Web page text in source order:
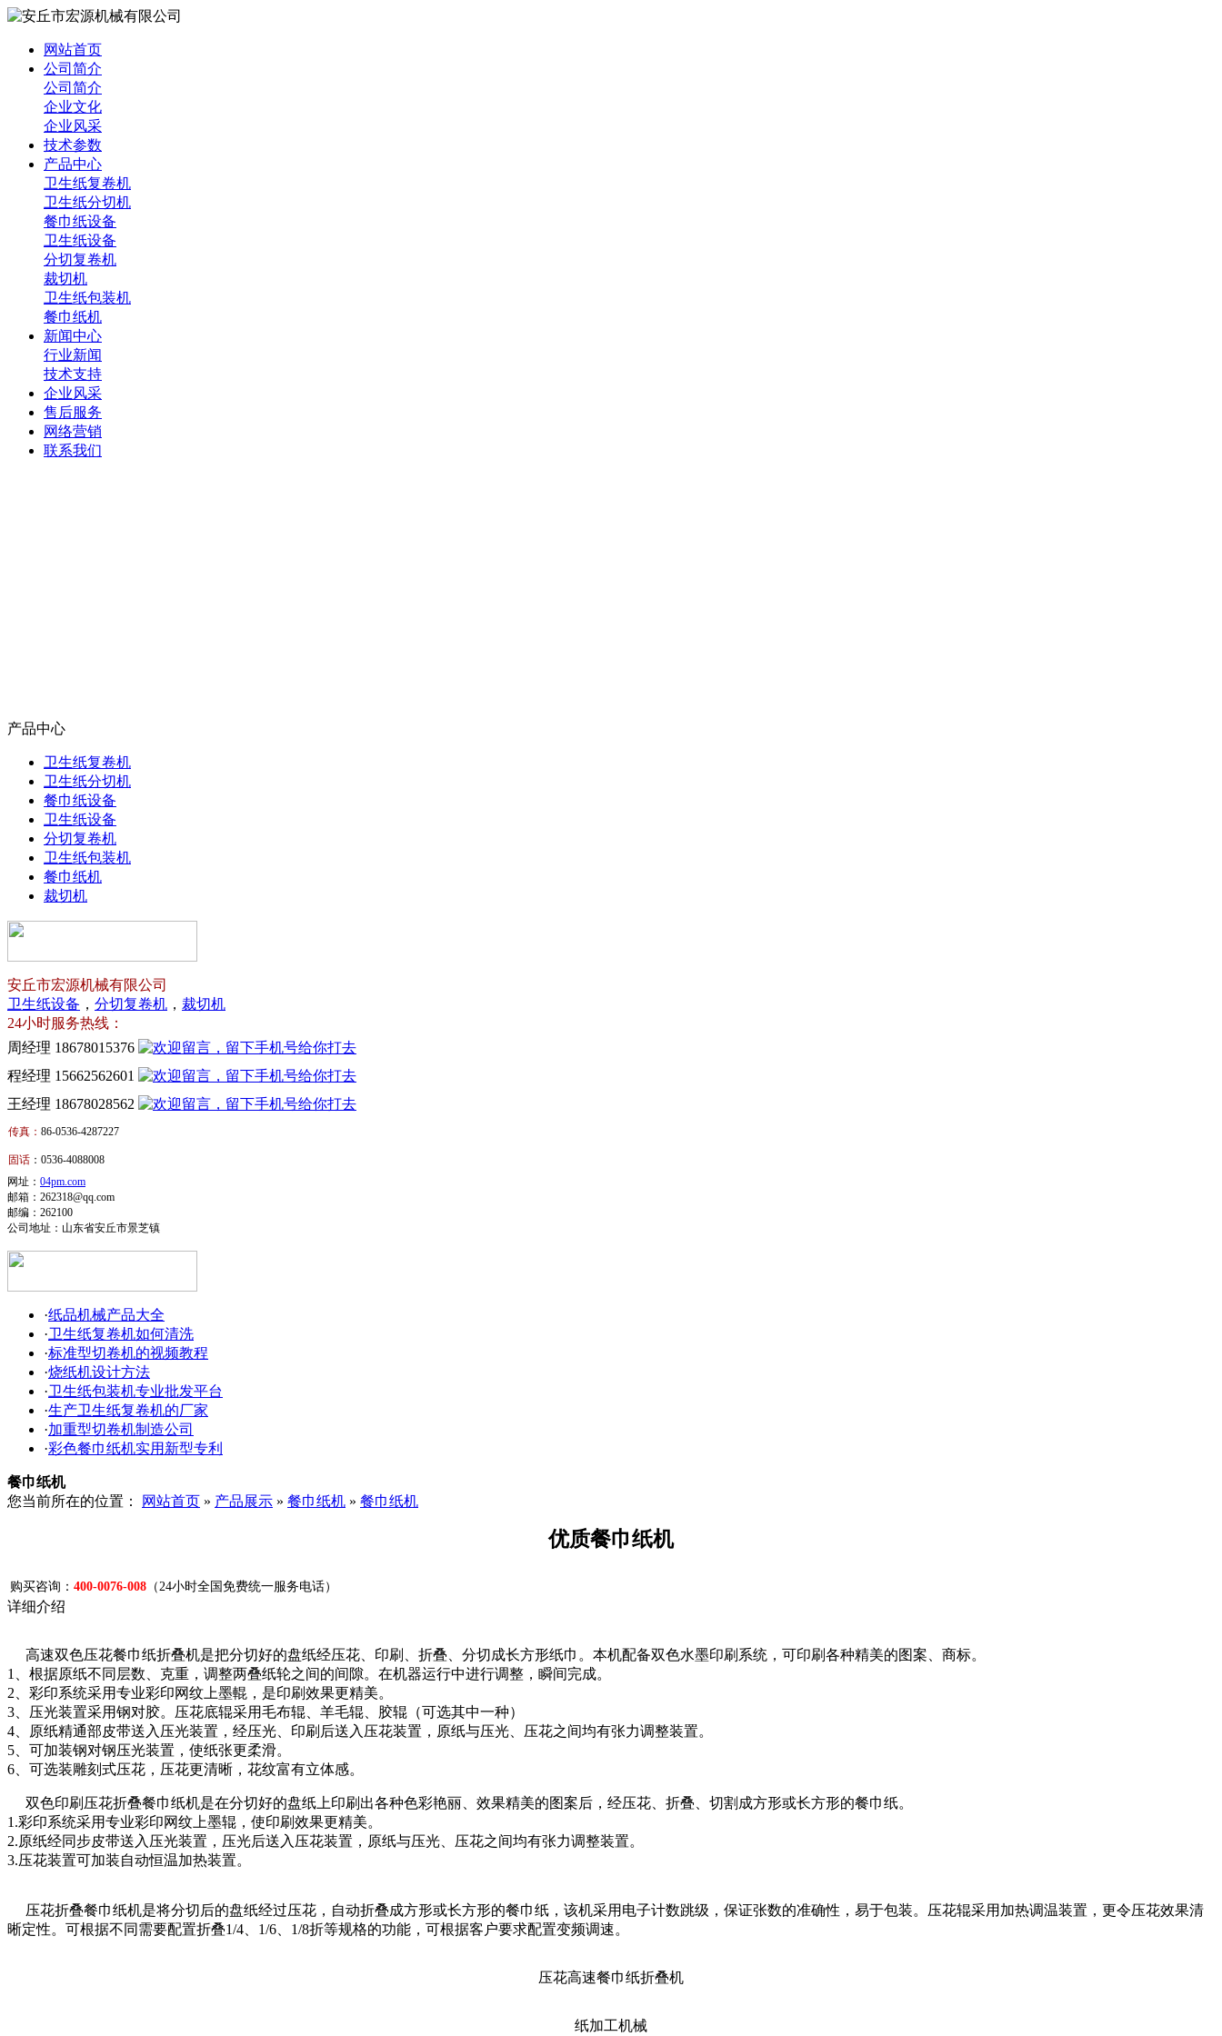
网站首页
公司简介
公司简介
企业文化
企业风采
技术参数
产品中心
卫生纸复卷机
卫生纸分切机
餐巾纸设备
卫生纸设备
分切复卷机
裁切机
卫生纸包装机
餐巾纸机
新闻中心
行业新闻
技术支持
企业风采
售后服务
网络营销
联系我们
产品中心
卫生纸复卷机
卫生纸分切机
餐巾纸设备
卫生纸设备
分切复卷机
卫生纸包装机
餐巾纸机
裁切机
安丘市宏源机械有限公司
卫生纸设备 ， 分切复卷机 ， 裁切机
24小时服务热线：
周经理 18678015376
程经理 15662562601
王经理 18678028562
生
纸
复
卷
机
传真： 86-0536-4287227
卫
生
纸
生
产
固话 ：0536-4088008
网址： 04pm.com
邮箱：262318@qq.com
邮编：262100
公司地址：山东省安丘市景芝镇
·纸品机械产品大全
·卫生纸复卷机如何清洗
·标准型切卷机的视频教程
·烧纸机设计方法
·卫生纸包装机专业批发平台
·生产卫生纸复卷机的厂家
·加重型切卷机制造公司
·彩色餐巾纸机实用新型专利
餐巾纸机
您当前所在的位置：
网站首页 » 产品展示 » 餐巾纸机 » 餐巾纸机
优质餐巾纸机
购买咨询： 400-0076-008 （24小时全国免费统一服务电话）
详细介绍
高速双色压花餐巾纸折叠机是把分切好的盘纸经压花、印刷、折叠、分切成长方形纸巾。本机配备双色水墨印刷系统，可印刷各种精美的图案、商标。
1、根据原纸不同层数、克重，调整两叠纸轮之间的间隙。在机器运行中进行调整，瞬间完成。
2、彩印系统采用专业彩印网纹上墨輥，是印刷效果更精美。
3、压光装置采用钢对胶。压花底辊采用毛布辊、羊毛辊、胶辊（可选其中一种）
4、原纸精通部皮带送入压光装置，经压光、印刷后送入压花装置，原纸与压光、压花之间均有张力调整装置。
5、可加装钢对钢压光装置，使纸张更柔滑。
6、可选装雕刻式压花，压花更清晰，花纹富有立体感。
双色印刷压花折叠餐巾纸机是在分切好的盘纸上印刷出各种色彩艳丽、效果精美的图案后，经压花、折叠、切割成方形或长方形的餐巾纸。
1.彩印系统采用专业彩印网纹上墨辊，使印刷效果更精美。
2.原纸经同步皮带送入压光装置，压光后送入压花装置，原纸与压光、压花之间均有张力调整装置。
3.压花装置可加装自动恒温加热装置。
压花折叠餐巾纸机是将分切后的盘纸经过压花，自动折叠成方形或长方形的餐巾纸，该机采用电子计数跳级，保证张数的准确性，易于包装。压花辊采用加热调温装置，更令压花效果清
晰定性。可根据不同需要配置折叠1/4、1/6、1/8折等规格的功能，可根据客户要求配置变频调速。
压花高速餐巾纸折叠机
纸加工机械